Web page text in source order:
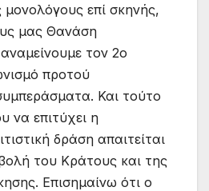
επί σκηνής,
μας Θανάση
τον 2ο
προτού
Και τούτο
να επιτύχει η
δράση απαιτείται
του Κράτους και της
Επισημαίνω ότι ο